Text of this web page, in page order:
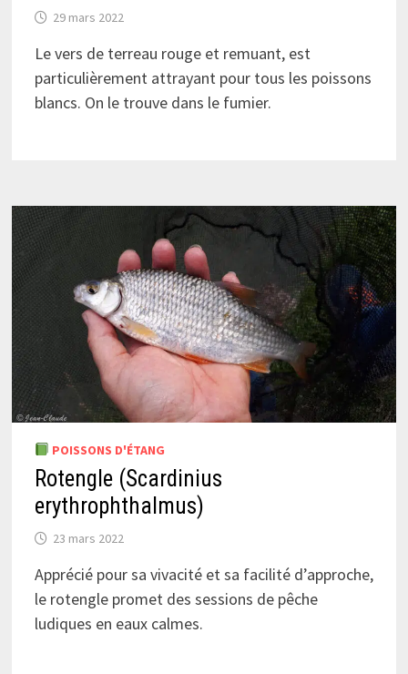
29 mars 2022
Le vers de terreau rouge et remuant, est
particulièrement attrayant pour tous les poissons
blancs. On le trouve dans le fumier.
POISSONS D'ÉTANG
Rotengle (Scardinius
erythrophthalmus)
23 mars 2022
Apprécié pour sa vivacité et sa facilité d’approche,
le rotengle promet des sessions de pêche
ludiques en eaux calmes.